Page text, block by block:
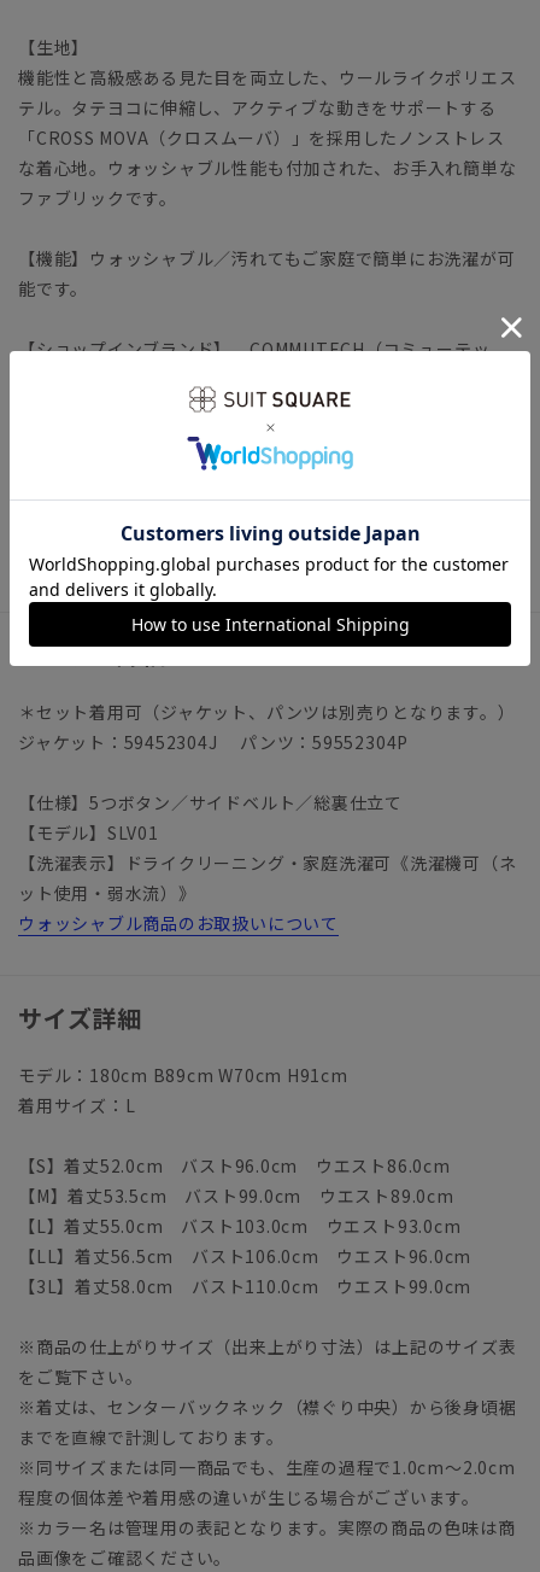
【生地】
機能性と高級感ある見た目を両立した、ウールライクポリエス
テル。タテヨコに伸縮し、アクティブな動きをサポートする
「CROSS MOVA（クロスムーバ）」を採用したノンストレス
な着心地。ウォッシャブル性能も付加された、お手入れ簡単な
ファブリックです。
【機能】ウォッシャブル／汚れてもご家庭で簡単にお洗濯が可
能です。
【ショップインブランド】 COMMUTECH（コミューテッ
多様性や利便性（機能・ファッション性）、テレワークなど
様々な切り口へフォーカスしたオフィススタイルコンテンツで
トップス ビジネスカジュアル オフィスカジュアル ビジネ
ス ベスト ジレ
アイテム詳細
＊セット着用可（ジャケット、パンツは別売りとなります。）
ジャケット：59452304J パンツ：59552304P
【仕様】5つボタン／サイドベルト／総裏仕立て
【モデル】SLV01
【洗濯表示】ドライクリーニング・家庭洗濯可《洗濯機可（ネ
ット使用・弱水流）》
ウォッシャブル商品のお取扱いについて
サイズ詳細
モデル：180cm B89cm W70cm H91cm
着用サイズ：L
【S】着丈52.0cm バスト96.0cm ウエスト86.0cm
【M】着丈53.5cm バスト99.0cm ウエスト89.0cm
【L】着丈55.0cm バスト103.0cm ウエスト93.0cm
【LL】着丈56.5cm バスト106.0cm ウエスト96.0cm
【3L】着丈58.0cm バスト110.0cm ウエスト99.0cm
※商品の仕上がりサイズ（出来上がり寸法）は上記のサイズ表
をご覧下さい。
※着丈は、センターバックネック（襟ぐり中央）から後身頃裾
までを直線で計測しております。
※同サイズまたは同一商品でも、生産の過程で1.0cm～2.0cm
程度の個体差や着用感の違いが生じる場合がございます。
※カラー名は管理用の表記となります。実際の商品の色味は商
品画像をご確認ください。